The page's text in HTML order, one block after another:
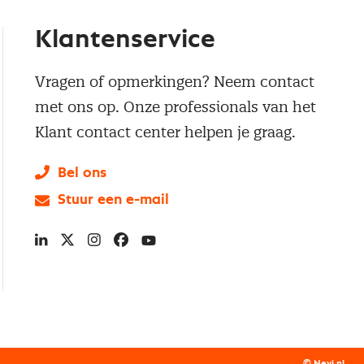
Klantenservice
Vragen of opmerkingen? Neem contact
met ons op. Onze professionals van het
Klant contact center helpen je graag.
Bel ons
Stuur een e-mail
LinkedIn
X Instagram
Facebook
YouTube